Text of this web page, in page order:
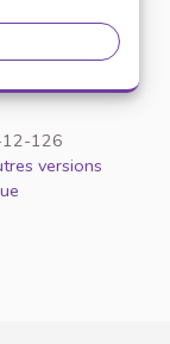
au respect mutuel
12-126
versions